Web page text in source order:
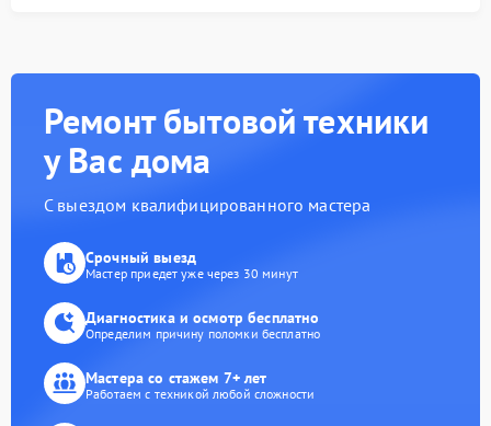
Ремонт бытовой техники
у Вас дома
С выездом квалифицированного мастера
Срочный выезд
Мастер приедет уже через 30 минут
Диагностика и осмотр бесплатно
Определим причину поломки бесплатно
Мастера со стажем 7+ лет
Работаем с техникой любой сложности